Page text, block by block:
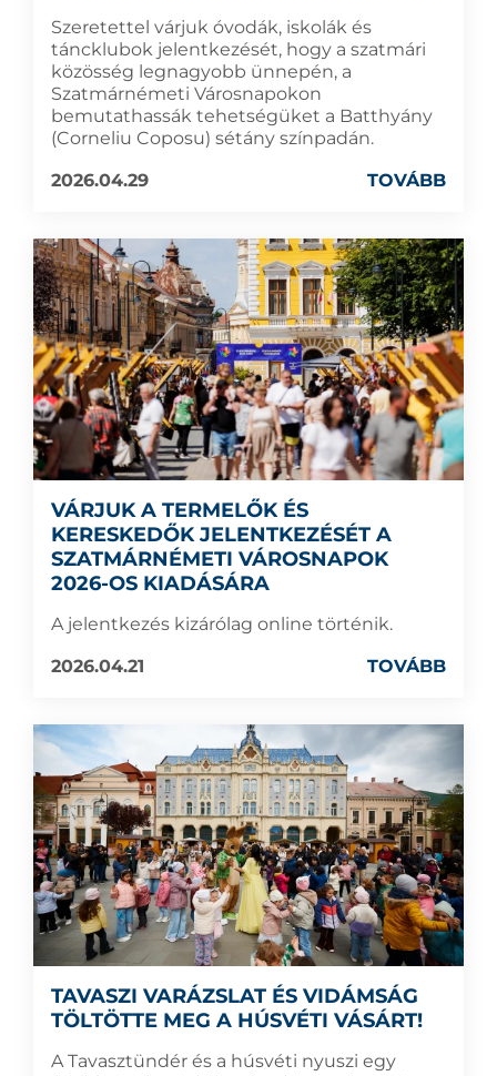
Szeretettel várjuk óvodák, iskolák és
táncklubok jelentkezését, hogy a szatmári
közösség legnagyobb ünnepén, a
Szatmárnémeti Városnapokon
bemutathassák tehetségüket a Batthyány
(Corneliu Coposu) sétány színpadán.
2026.04.29
TOVÁBB
VÁRJUK A TERMELŐK ÉS
KERESKEDŐK JELENTKEZÉSÉT A
SZATMÁRNÉMETI VÁROSNAPOK
2026-OS KIADÁSÁRA
A jelentkezés kizárólag online történik.
2026.04.21
TOVÁBB
TAVASZI VARÁZSLAT ÉS VIDÁMSÁG
TÖLTÖTTE MEG A HÚSVÉTI VÁSÁRT!
A Tavasztündér és a húsvéti nyuszi egy